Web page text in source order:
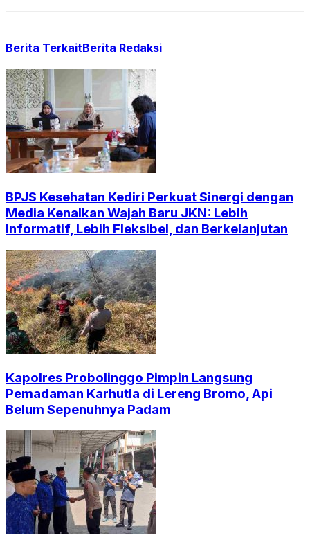
Berita TerkaitBerita Redaksi
BPJS Kesehatan Kediri Perkuat Sinergi dengan
Media Kenalkan Wajah Baru JKN: Lebih
Informatif, Lebih Fleksibel, dan Berkelanjutan
Kapolres Probolinggo Pimpin Langsung
Pemadaman Karhutla di Lereng Bromo, Api
Belum Sepenuhnya Padam